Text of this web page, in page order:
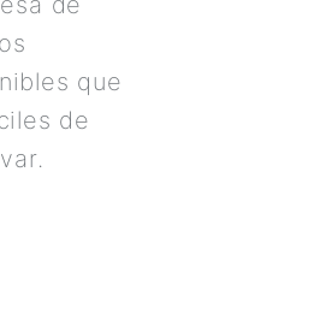
que
de